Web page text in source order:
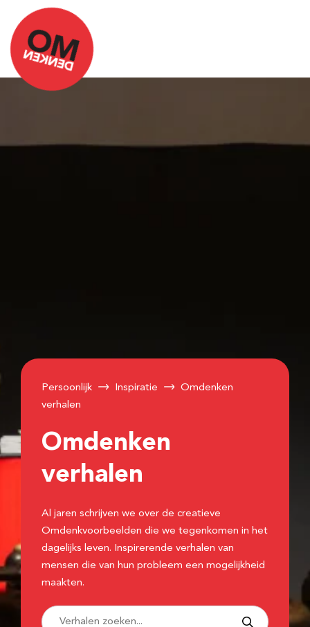
Persoonlijk Inspiratie
Omdenken
verhalen
Omdenken
verhalen
Al jaren schrijven we over de creatieve
Omdenkvoorbeelden die we tegenkomen in het
dagelijks leven. Inspirerende verhalen van
mensen die van hun probleem een mogelijkheid
maakten.